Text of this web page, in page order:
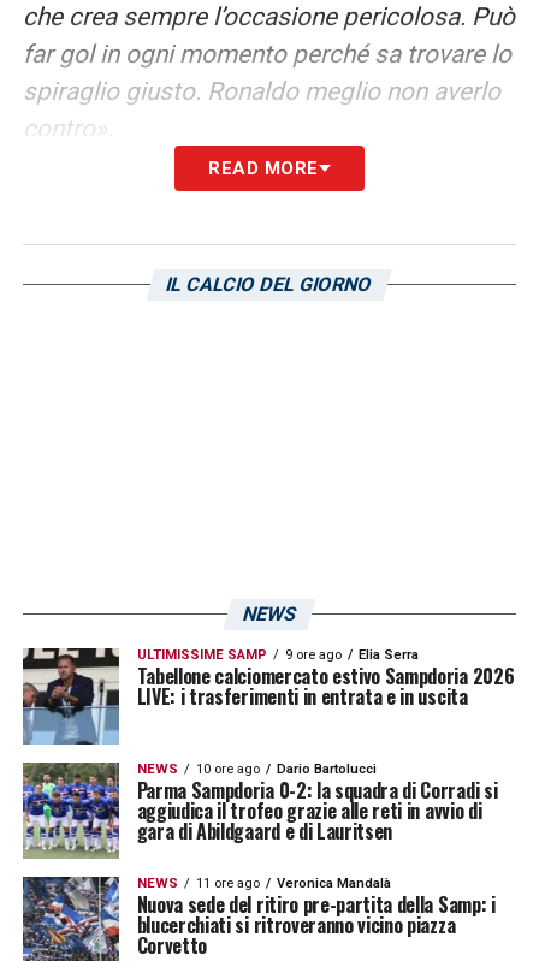
che crea sempre l’occasione pericolosa. Può
far gol in ogni momento perché sa trovare lo
spiraglio giusto. Ronaldo meglio non averlo
contro».
READ MORE
IL CALCIO DEL GIORNO
NEWS
ULTIMISSIME SAMP 9 ore ago Elia Serra
Tabellone calciomercato estivo Sampdoria 2026
LIVE: i trasferimenti in entrata e in uscita
NEWS 10 ore ago Dario Bartolucci
Parma Sampdoria 0-2: la squadra di Corradi si
aggiudica il trofeo grazie alle reti in avvio di
gara di Abildgaard e di Lauritsen
NEWS 11 ore ago Veronica Mandalà
Nuova sede del ritiro pre-partita della Samp: i
blucerchiati si ritroveranno vicino piazza
Corvetto